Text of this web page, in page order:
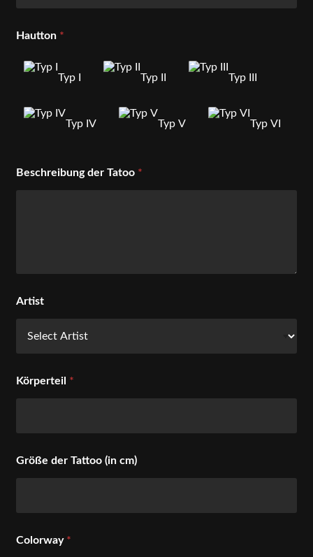
Hautton *
Typ I Typ II Typ III
Typ IV Typ V Typ VI
Beschreibung der Tatoo *
Artist
Körperteil *
Größe der Tattoo (in cm)
Colorway *